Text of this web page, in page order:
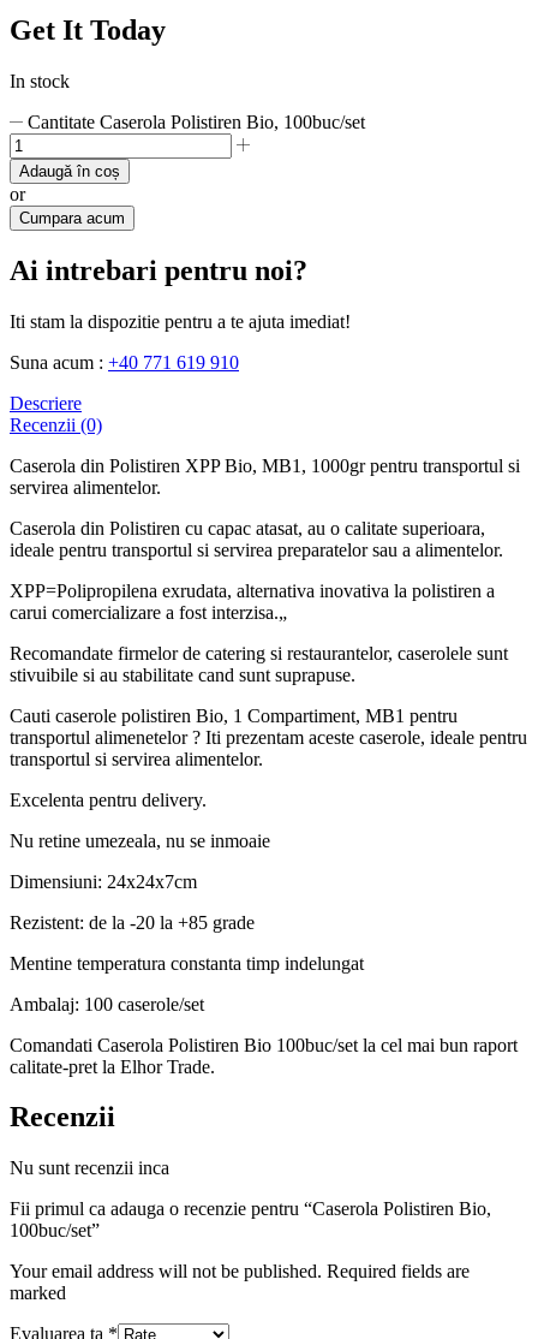
Get It Today
In stock
Cantitate Caserola Polistiren Bio, 100buc/set
Adaugă în coș
or
Cumpara acum
Ai intrebari pentru noi?
Iti stam la dispozitie pentru a te ajuta imediat!
Suna acum : +40 771 619 910
Descriere
Recenzii (0)
Caserola din Polistiren XPP Bio, MB1, 1000gr pentru transportul si
servirea alimentelor.
Caserola din Polistiren cu capac atasat, au o calitate superioara,
ideale pentru transportul si servirea preparatelor sau a alimentelor.
XPP=Polipropilena exrudata, alternativa inovativa la polistiren a
carui comercializare a fost interzisa.„
Recomandate firmelor de catering si restaurantelor, caserolele sunt
stivuibile si au stabilitate cand sunt suprapuse.
Cauti caserole polistiren Bio, 1 Compartiment, MB1 pentru
transportul alimenetelor ? Iti prezentam aceste caserole, ideale pentru
transportul si servirea alimentelor.
Excelenta pentru delivery.
Nu retine umezeala, nu se inmoaie
Dimensiuni: 24x24x7cm
Rezistent: de la -20 la +85 grade
Mentine temperatura constanta timp indelungat
Ambalaj: 100 caserole/set
Comandati Caserola Polistiren Bio 100buc/set la cel mai bun raport
calitate-pret la Elhor Trade.
Recenzii
Nu sunt recenzii inca
Fii primul ca adauga o recenzie pentru “Caserola Polistiren Bio,
100buc/set”
Your email address will not be published. Required fields are
marked
Evaluarea ta *